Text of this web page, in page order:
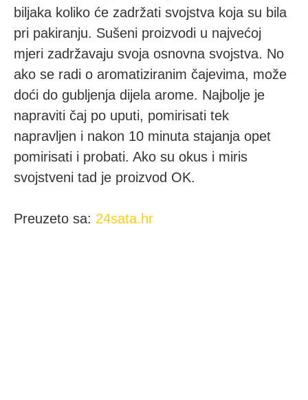
biljaka koliko će zadržati svojstva koja su bila
pri pakiranju. Sušeni proizvodi u najvećoj
mjeri zadržavaju svoja osnovna svojstva. No
ako se radi o aromatiziranim čajevima, može
doći do gubljenja dijela arome. Najbolje je
napraviti čaj po uputi, pomirisati tek
napravljen i nakon 10 minuta stajanja opet
pomirisati i probati. Ako su okus i miris
svojstveni tad je proizvod OK.
Preuzeto sa: 24sata.hr